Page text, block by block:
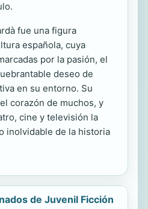
fue una figura
española, cuya
por la pasión, el
deseo de
en su entorno. Su
corazón de muchos, y
cine y televisión la
inolvidable de la historia
de Juvenil Ficción